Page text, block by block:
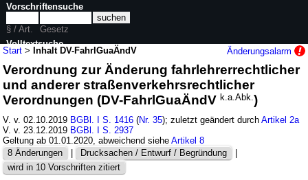
Start >Inhalt DV-FahrlGuaÄndV Änderungsalarm
Verordnung zur Änderung fahrlehrerrechtlicher
und anderer straßenverkehrsrechtlicher
Verordnungen (DV-FahrlGuaÄndVk.a.Abk.)
V. v. 02.10.2019 BGBl. I S. 1416 (Nr. 35); zuletzt geändert durchArtikel 2a
V. v. 23.12.2019 BGBl. I S. 2937
Geltung ab 01.01.2020, abweichend sieheArtikel 8
8 Änderungen
| Drucksachen / Entwurf / Begründung
|
wird in 10 Vorschriften zitiert
Vorschriftensuche
§ / Art.
Gesetz
Volltextsuche
nur in DV-FahrlGuaÄndV